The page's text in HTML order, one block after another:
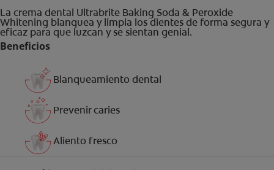
La crema dental Ultrabrite Baking Soda & Peroxide
Whitening blanquea y limpia los dientes de forma segura y
eficaz para que luzcan y se sientan genial.
Beneficios
Blanqueamiento dental
Prevenir caries
Aliento fresco